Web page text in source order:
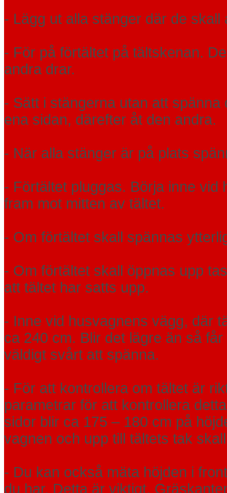
- Lägg ut alla stänger där de skall
- För på förtältet på tältskenan.
andra drar.
- Sätt i stängerna utan att
ena sidan, därefter åt den andra.
- När alla stänger är på plats
- Förtältet pluggas. Börja inne vid
fram mot mitten av tältet.
- Om förtältet skall spännas
- Om förtältet skall öppnas upp
att tältet har satts upp.
- Inne vid husvagnens vägg, där
ca 240 cm. Blir det lägre än så
väldigt svårt att spänna.
- För att kontrollera om tältet är
parametrar för att kontrollera
sidor blir ca 175 – 180 cm på
vagnen och upp till tältets tak
- Du kan också mäta höjden i
du har. Detta är viktigt.